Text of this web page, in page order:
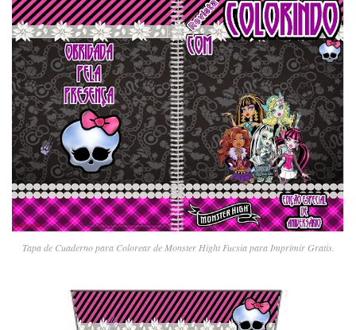
Tapa de Cuaderno para Colorear de Monster Hight Fucsia para Imprimir Gratis.